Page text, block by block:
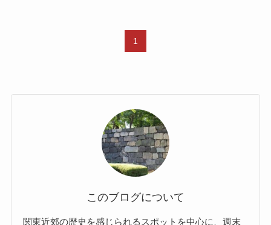
1
このブログについて
関東近郊の歴史を感じられるスポットを中心に、週末